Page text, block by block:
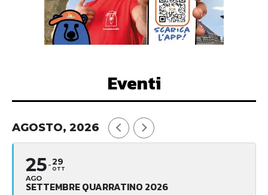
Eventi
AGOSTO, 2026
25
AGO
29
OTT
SETTEMBRE QUARRATINO 2026